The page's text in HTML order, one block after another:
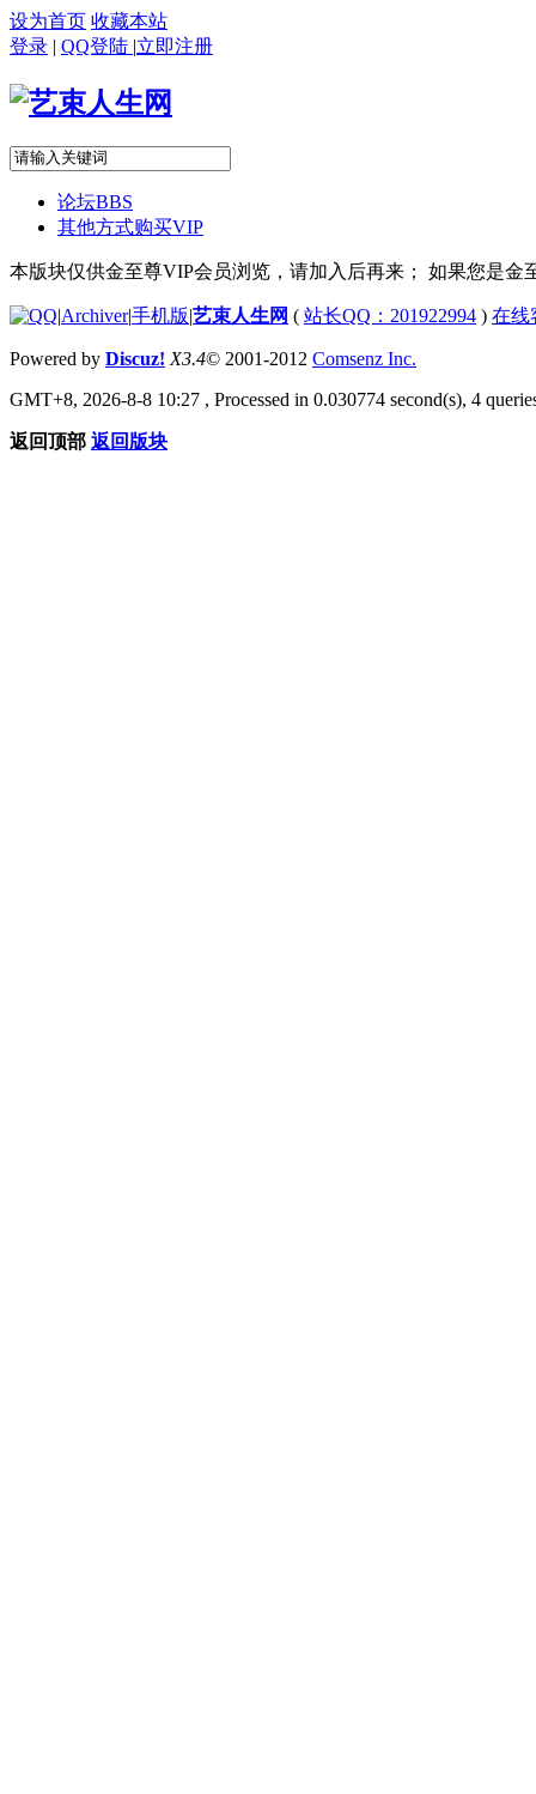
设为首页 收藏本站
登录 | QQ登陆 |立即注册
论坛BBS
其他方式购买VIP
本版块仅供金至尊VIP会员浏览，请加入后再来； 如果您是金
|Archiver|手机版|艺束人生网 ( 站长QQ：201922994 ) 在线
Powered by Discuz! X3.4© 2001-2012 Comsenz Inc.
GMT+8, 2026-8-8 10:27 , Processed in 0.030774 second(s), 4
返回顶部 返回版块